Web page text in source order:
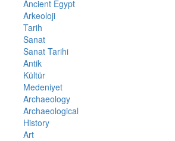
Ancient Egypt
Arkeoloji
Tarih
Sanat
Sanat Tarihi
Antik
Kültür
Medeniyet
Archaeology
Archaeological
History
Art